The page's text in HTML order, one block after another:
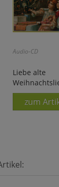
Audio-CD
Liebe alte
zum